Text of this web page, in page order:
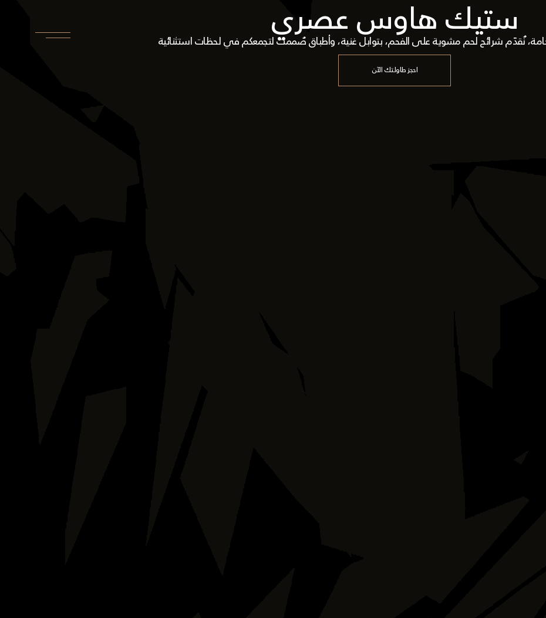
ستيك هاوس عصري
نُقدّم شرائح لحم مشوية على الفحم، بتوابل غنية، وأطباق صُممت لتجمعكم في لحظات استثنائية
احجز طاولتك الآن